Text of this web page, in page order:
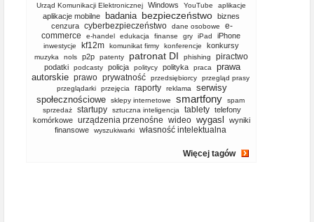
Urząd Komunikacji Elektronicznej Windows YouTube aplikacje
aplikacje mobilne badania bezpieczeństwo biznes
cenzura cyberbezpieczeństwo dane osobowe
e-
commerce
e-handel edukacja finanse gry iPad iPhone
inwestycje kf12m komunikat firmy konferencje konkursy
muzyka nols p2p patenty patronat DI phishing piractwo
podatki podcasty policja politycy polityka praca
prawa
autorskie prawo prywatność przedsiębiorcy
przegląd prasy
przeglądarki
przejęcia raporty reklama
serwisy
społecznościowe
sklepy internetowe smartfony
spam
sprzedaż
startupy sztuczna inteligencja tablety telefony
komórkowe
urządzenia przenośne wideo wygasl
wyniki
finansowe
wyszukiwarki własność intelektualna
Więcej tagów